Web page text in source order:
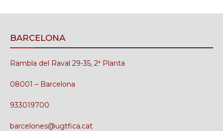
BARCELONA
Rambla del Raval 29-35, 2ª Planta
08001 – Barcelona
933019700
barcelones@ugtfica.cat